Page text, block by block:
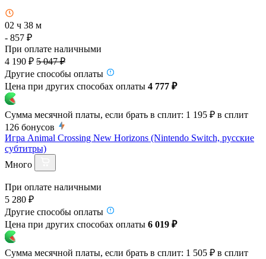
02 ч 38 м
- 857 ₽
При оплате наличными
4 190 ₽ 5 047 ₽
Другие способы оплаты
Цена при других способах оплаты 4 777 ₽
Сумма месячной платы, если брать в сплит: 1 195 ₽ в сплит
126 бонусов
Игра Animal Crossing New Horizons (Nintendo Switch, русские
субтитры)
Много
При оплате наличными
5 280 ₽
Другие способы оплаты
Цена при других способах оплаты 6 019 ₽
Сумма месячной платы, если брать в сплит: 1 505 ₽ в сплит